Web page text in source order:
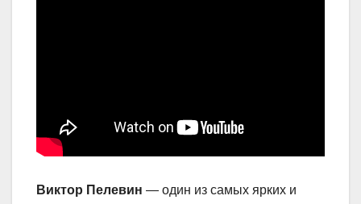
Виктор Пелевин — один из самых ярких и